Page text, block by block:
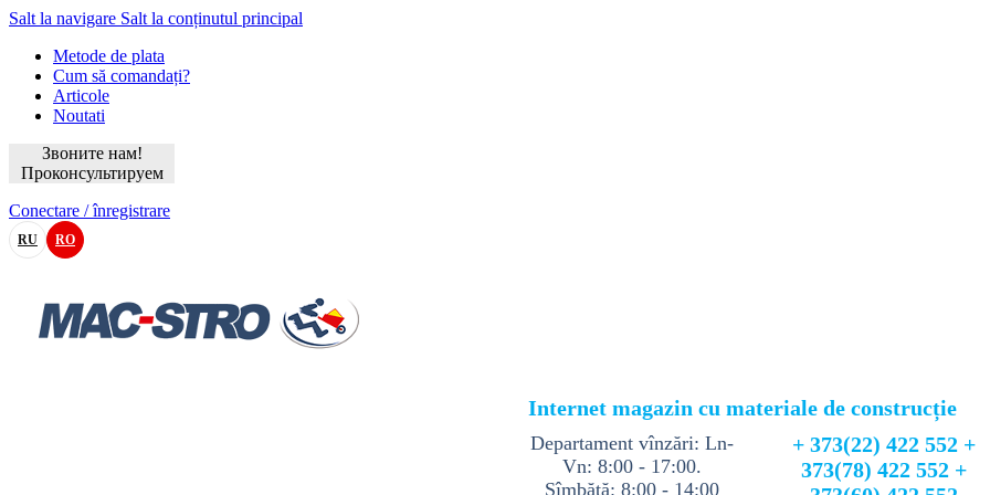
Salt la navigare Salt la conținutul principal
Metode de plata
Cum să comandați?
Articole
Noutati
Звоните нам!
Проконсультируем
Conectare / înregistrare
RU RO
Internet magazin cu materiale de construcție
Departament vînzări: Ln-
Vn: 8:00 - 17:00.
Sîmbătă: 8:00 - 14:00
+ 373(22) 422 552 +
373(78) 422 552 +